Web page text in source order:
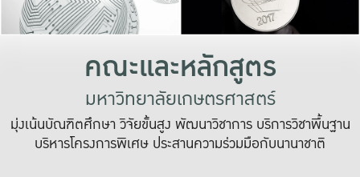
ระบบสารสนเทศ
คณะและหลักสูตร
มหาวิทยาลัยเกษตรศาสตร์
มุ่งเน้นบัณฑิตศึกษา วิจัยขั้นสูง พัฒนาวิชาการ บริการวิชาพื้นฐาน
บริหารโครงการพิเศษ ประสานความร่วมมือกับนานาชาติ